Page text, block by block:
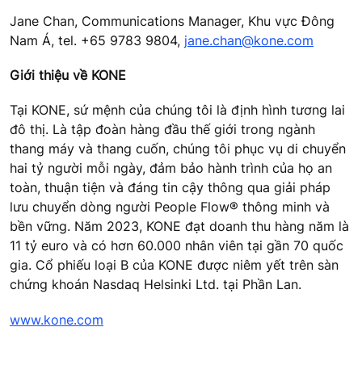
Jane Chan, Communications Manager, Khu vực Đông
Nam Á, tel. +65 9783 9804, jane.chan@kone.com
Giới thiệu về KONE
Tại KONE, sứ mệnh của chúng tôi là định hình tương lai
đô thị. Là tập đoàn hàng đầu thế giới trong ngành
thang máy và thang cuốn, chúng tôi phục vụ di chuyển
hai tỷ người mỗi ngày, đảm bảo hành trình của họ an
toàn, thuận tiện và đáng tin cậy thông qua giải pháp
lưu chuyển dòng người People Flow® thông minh và
bền vững. Năm 2023, KONE đạt doanh thu hàng năm là
11 tỷ euro và có hơn 60.000 nhân viên tại gần 70 quốc
gia. Cổ phiếu loại B của KONE được niêm yết trên sàn
chứng khoán Nasdaq Helsinki Ltd. tại Phần Lan.
www.kone.com